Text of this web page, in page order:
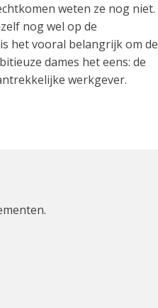
weten ze nog niet.
nog wel op de
het vooral belangrijk om de
dames het eens: de
werkgever.